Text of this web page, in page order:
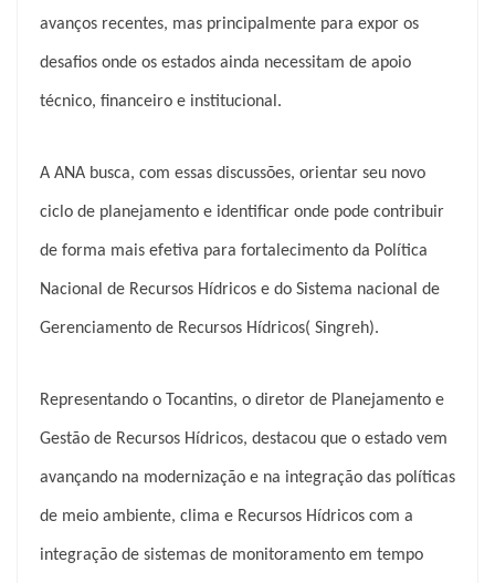
avanços recentes, mas principalmente para expor os
desafios onde os estados ainda necessitam de apoio
técnico, financeiro e institucional.
A ANA busca, com essas discussões, orientar seu novo
ciclo de planejamento e identificar onde pode contribuir
de forma mais efetiva para fortalecimento da Política
Nacional de Recursos Hídricos e do Sistema nacional de
Gerenciamento de Recursos Hídricos( Singreh).
Representando o Tocantins, o diretor de Planejamento e
Gestão de Recursos Hídricos, destacou que o estado vem
avançando na modernização e na integração das políticas
de meio ambiente, clima e Recursos Hídricos com a
integração de sistemas de monitoramento em tempo